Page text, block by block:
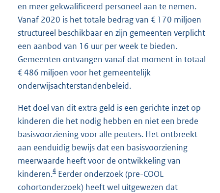
en meer gekwalificeerd personeel aan te nemen.
Vanaf 2020 is het totale bedrag van € 170 miljoen
structureel beschikbaar en zijn gemeenten verplicht
een aanbod van 16 uur per week te bieden.
Gemeenten ontvangen vanaf dat moment in totaal
€ 486 miljoen voor het gemeentelijk
onderwijsachterstandenbeleid.
Het doel van dit extra geld is een gerichte inzet op
kinderen die het nodig hebben en niet een brede
basisvoorziening voor alle peuters. Het ontbreekt
aan eenduidig bewijs dat een basisvoorziening
meerwaarde heeft voor de ontwikkeling van
kinderen.4 Eerder onderzoek (pre-COOL
cohortonderzoek) heeft wel uitgewezen dat